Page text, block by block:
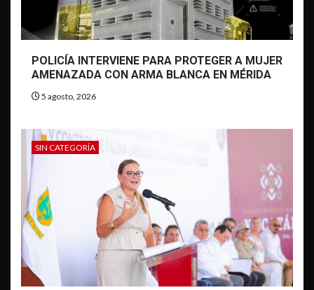
POLICÍA INTERVIENE PARA PROTEGER A MUJER
AMENAZADA CON ARMA BLANCA EN MÉRIDA
5 agosto, 2026
SIN CATEGORÍA